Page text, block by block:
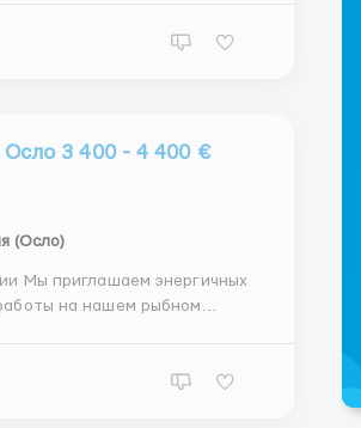
Осло 3 400 - 4 400 €
(Осло)
Мы приглашаем энергичных
на нашем рыбном
свой вклад в наш усп...